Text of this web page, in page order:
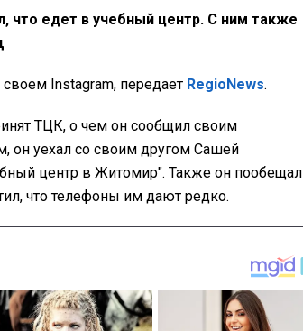
что едет в учебный центр. С ним также
своем Instagram, передает RegioNews.
ТЦК, о чем он сообщил своим
он уехал со своим другом Сашей
центр в Житомир". Также он пообещал
что телефоны им дают редко.